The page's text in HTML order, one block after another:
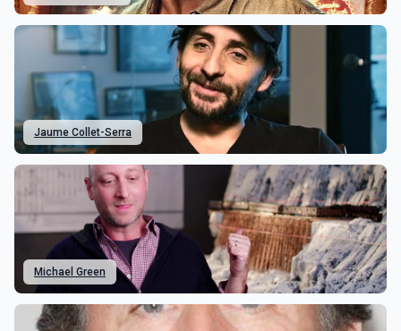
Jaume Collet-Serra
Michael Green